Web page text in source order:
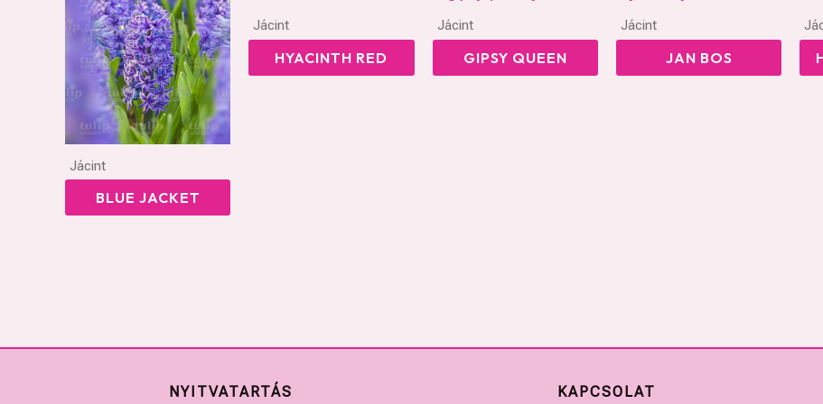
Jácint
BLUE JACKET
Jácint
HYACINTH RED
Jácint
GIPSY QUEEN
Jácint
JAN BOS
NYITVATARTÁS KAPCSOLAT